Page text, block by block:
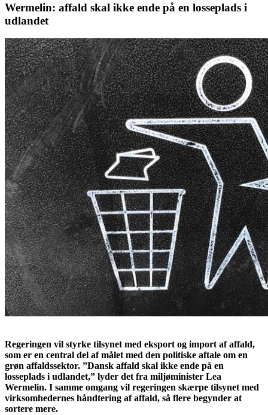
Wermelin: affald skal ikke ende på en losseplads i
udlandet
Regeringen vil styrke tilsynet med eksport og import af affald,
som er en central del af målet med den politiske aftale om en
grøn affaldssektor. ”Dansk affald skal ikke ende på en
losseplads i udlandet,” lyder det fra miljøminister Lea
Wermelin. I samme omgang vil regeringen skærpe tilsynet med
virksomhedernes håndtering af affald, så flere begynder at
sortere mere.